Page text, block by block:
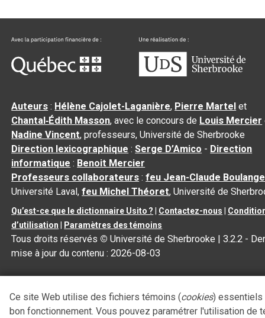
Auteurs : Hélène Cajolet-Laganière, Pierre Martel et
Chantal‑Édith Masson, avec le concours de Louis Mercier
Nadine Vincent, professeurs, Université de Sherbrooke
Direction lexicographique :Serge D’Amico - Direction
informatique : Benoit Mercier
Professeurs collaborateurs :feu Jean-Claude
Université Laval,feu Michel Théoret, Université de
Qu’est-ce que le dictionnaire Usito ? Contactez-nous
d’utilisation
Paramètres des témoins
Tous droits réservés © Université de Sherbrooke |3.2.2 -
mise à jour du contenu :2026-08-03
Ce site Web utilise des fichiers témoins (cookies) essentiels
bon fonctionnement. Vous pouvez paramétrer l'utilisation de